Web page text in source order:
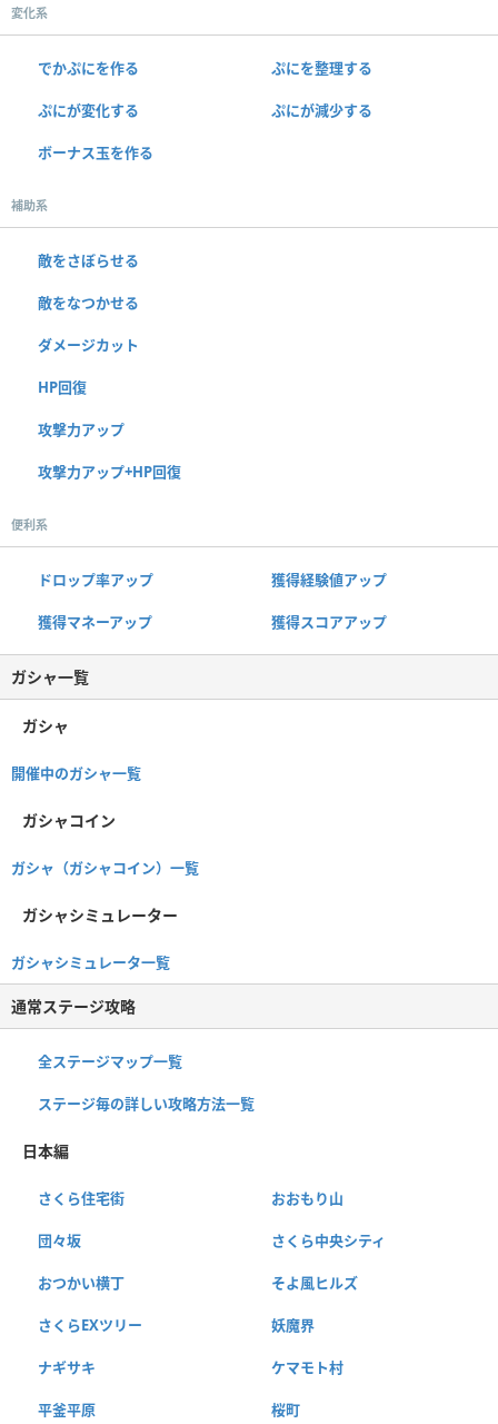
変化系
でかぷにを作る ぷにを整理する
ぷにが変化する ぷにが減少する
ボーナス玉を作る
補助系
敵をさぼらせる
敵をなつかせる
ダメージカット
HP回復
攻撃力アップ
攻撃力アップ+HP回復
便利系
ドロップ率アップ 獲得経験値アップ
獲得マネーアップ 獲得スコアアップ
ガシャ一覧
ガシャ
開催中のガシャ一覧
ガシャコイン
ガシャ（ガシャコイン）一覧
ガシャシミュレーター
ガシャシミュレータ一覧
通常ステージ攻略
全ステージマップ一覧
ステージ毎の詳しい攻略方法一覧
日本編
さくら住宅街 おおもり山
団々坂 さくら中央シティ
おつかい横丁 そよ風ヒルズ
さくらEXツリー 妖魔界
ナギサキ ケマモト村
平釜平原 桜町